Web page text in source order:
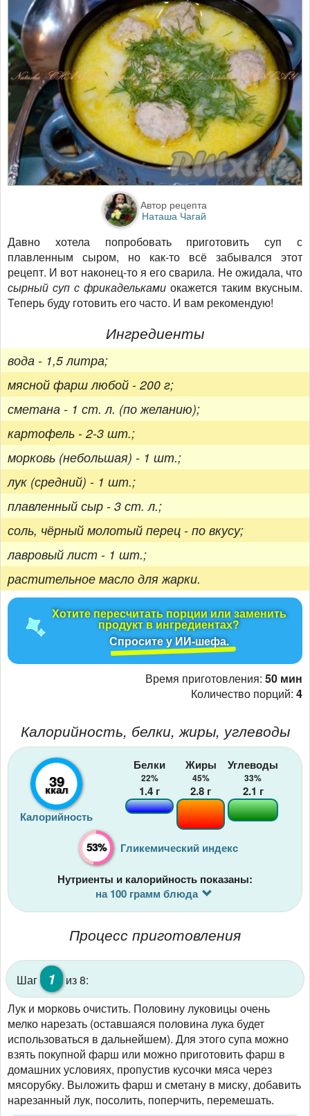
Автор рецепта
Наташа Чагай
Давно хотела попробовать приготовить суп с
плавленным сыром, но как-то всё забывался этот
рецепт. И вот наконец-то я его сварила. Не ожидала, что
сырный суп с фрикадельками окажется таким вкусным.
Теперь буду готовить его часто. И вам рекомендую!
Ингредиенты
вода - 1,5 литра;
мясной фарш любой - 200 г;
сметана - 1 ст. л. (по желанию);
картофель - 2-3 шт.;
морковь (небольшая) - 1 шт.;
лук (средний) - 1 шт.;
плавленный сыр - 3 ст. л.;
соль, чёрный молотый перец - по вкусу;
лавровый лист - 1 шт.;
растительное масло для жарки.
Хотите пересчитать порции или заменить
продукт в ингредиентах?
Спросите у ИИ-шефа.
Время приготовления: 50 мин
Количество порций: 4
Калорийность, белки, жиры, углеводы
39
ккал
Калорийность
Белки
22%
1.4 г
Жиры
45%
2.8 г
Углеводы
33%
2.1 г
53% Гликемический индекс
Нутриенты и калорийность показаны:
на 100 грамм блюда
Процесс приготовления
Шаг 1
из 8:
Лук и морковь очистить. Половину луковицы очень
мелко нарезать (оставшаяся половина лука будет
использоваться в дальнейшем). Для этого супа можно
взять покупной фарш или можно приготовить фарш в
домашних условиях, пропустив кусочки мяса через
мясорубку. Выложить фарш и сметану в миску, добавить
нарезанный лук, посолить, поперчить, перемешать.